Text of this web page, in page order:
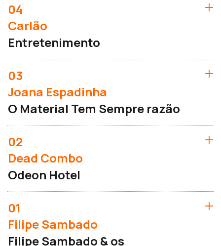
04
Carlão
Entretenimento
03
Joana Espadinha
O Material Tem Sempre razão
02
Dead Combo
Odeon Hotel
01
Filipe Sambado
Filipe Sambado & os